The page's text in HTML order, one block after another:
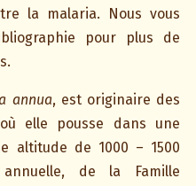
la malaria. Nous vous
pour plus de
annua, est originaire des
elle pousse dans une
altitude de 1000 – 1500
de la Famille